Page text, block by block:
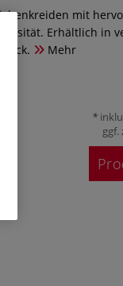
mit
Erhältlich in
Mehr
ggf.